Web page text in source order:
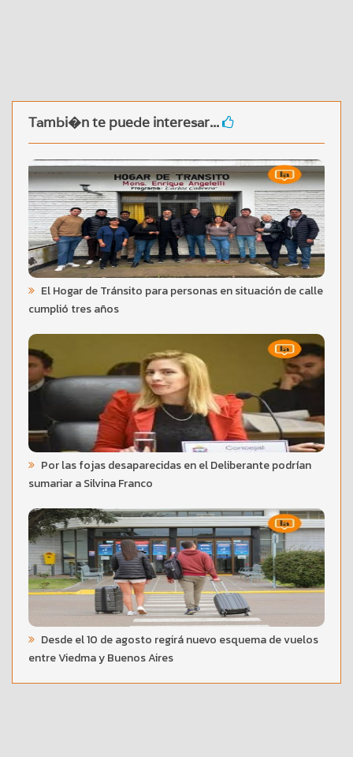
Tambi�n te puede interesar...
El Hogar de Tránsito para personas en situación de calle
cumplió tres años
Por las fojas desaparecidas en el Deliberante podrían
sumariar a Silvina Franco
Desde el 10 de agosto regirá nuevo esquema de vuelos
entre Viedma y Buenos Aires